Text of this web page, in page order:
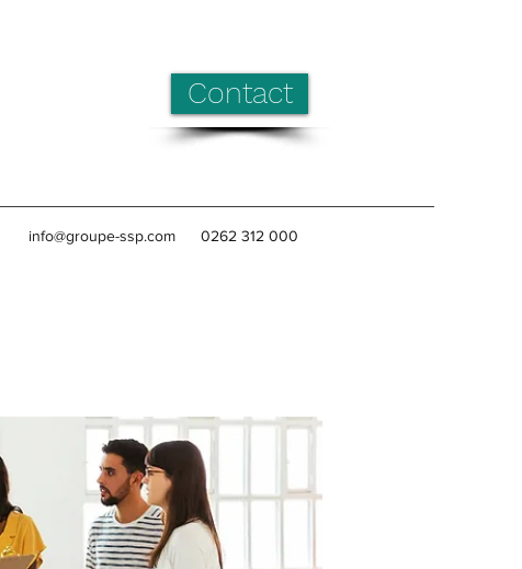
Contact
info@groupe-ssp.com 0262 312 000